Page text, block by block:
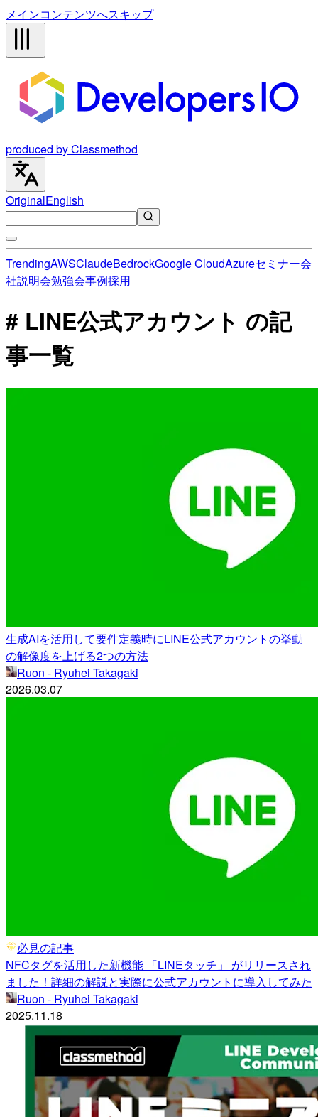
メインコンテンツへスキップ
produced by Classmethod
OriginalEnglish
TrendingAWSClaudeBedrockGoogle CloudAzureセミナー会
社説明会勉強会事例採用
# LINE公式アカウント の記
事一覧
生成AIを活用して要件定義時にLINE公式アカウントの挙動
の解像度を上げる2つの方法
Ruon - Ryuhei Takagaki
2026.03.07
必見の記事
NFCタグを活用した新機能 「LINEタッチ」 がリリースされ
ました！詳細の解説と実際に公式アカウントに導入してみた
Ruon - Ryuhei Takagaki
2025.11.18